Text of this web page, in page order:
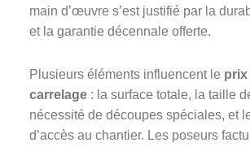
main d’œuvre s’est justifié par la
et la garantie décennale offerte.
Plusieurs éléments influencent le prix
carrelage : la surface totale, la taille
nécessité de découpes spéciales, et
d’accès au chantier. Les poseurs